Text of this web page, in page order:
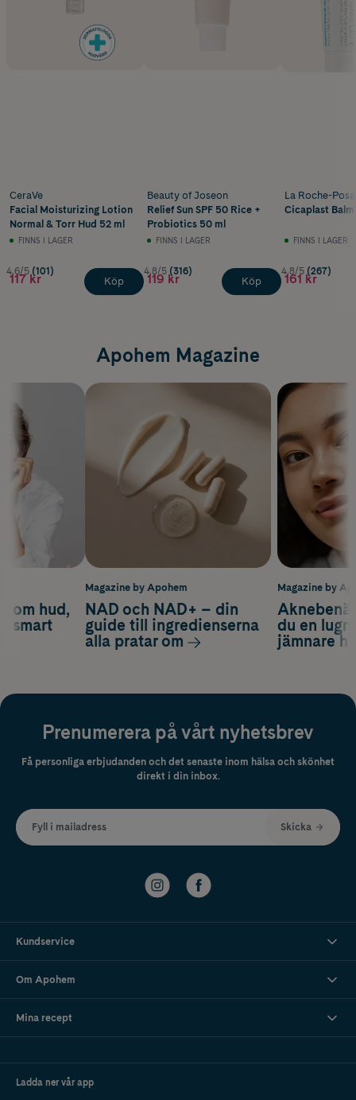
CeraVe
Facial Moisturizing Lotion
Normal & Torr Hud 52 ml
FINNS I LAGER
4.6/5 (101)
117 kr Köp
Beauty of Joseon
Relief Sun SPF 50 Rice +
Probiotics 50 ml
FINNS I LAGER
4.8/5 (316)
119 kr Köp
La Roche-
Cicaplast Balm
FINNS I LAGER
4.8/5 (267)
161 kr
Apohem Magazine
Magazine by
du en
jämnare
om hud,
smart
Magazine by Apohem
NAD och NAD+ – din
guide till ingredienserna
alla pratar om
Prenumerera på vårt nyhetsbrev
Få personliga erbjudanden och det senaste inom hälsa och skönhet
direkt i din inbox.
Fyll i mailadress Skicka
Kundservice
Om Apohem
Mina recept
Ladda ner vår app